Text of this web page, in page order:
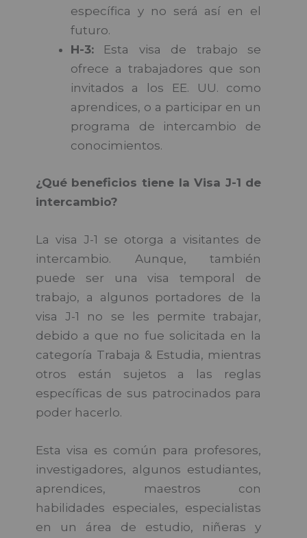
específica y no será así en el
futuro.
H-3:Esta visa de trabajo se
ofrece a trabajadores que son
invitados a los EE. UU. como
aprendices, o a participar en un
programa de intercambio de
conocimientos.
¿Qué beneficios tiene la Visa J-1 de
intercambio?
La visa J-1 se otorga a visitantes de
intercambio. Aunque, también
puede ser una visa temporal de
trabajo, a algunos portadores de la
visa J-1 no se les permite trabajar,
debido a que no fue solicitada en la
categoría Trabaja & Estudia, mientras
otros están sujetos a las reglas
específicas de sus patrocinados para
poder hacerlo.
Esta visa es común para profesores,
investigadores, algunos estudiantes,
aprendices, maestros con
habilidades especiales, especialistas
en un área de estudio, niñeras y